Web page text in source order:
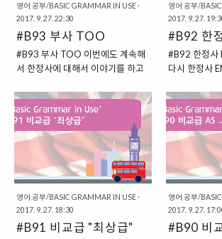
있는데요. 이러한 단어들을 두고
"빈도부사"라고 표현을 합니다. #
빈도부사 = 어떤 것을 "얼마나 자
주"하는지에 대해서 첨가하는 단어
들 빈도부사에는 다양한 단어들이
이 그러한 빈도부사에 해당하는 단
어들이라고 할 수 있답니다.
ALWAYS = 항상 / OFTEN = 자주 /
EVER = 언제나(강조하는 의미) /
RARELY = 드물게 ALSO = 또한..
어순이 상당
의 경우에는
미를 파악할
에는 어순이
파악하기 힘
문장을 만드
보도록 할 것
순서 "주어 +
우선 기본적
문장은 "주
루어져 있습
영어 공부/BASIC GRAMMAR IN USE·
2017. 9. 27. 22:30
#B93 부사 TOO
#B93 부사 TOO 이번에도 계속해
서 한정사에 대해서 이야기를 하고
용되는 TOO라는 표현에 대해서 한
번 이야기를 해볼 것입니다. TOO
는 크게 두 가지의 의미로 사용되는
것을 볼 수 있습니다. 바로 한 가지
는 "ME, TOO."와 같이 사용되는
"나도"라는 의미이지요. 하지만 이
경우에는 앞에서 "TOO /
EITHER"를 살펴보면서 알아본 바
가 있으니, 이번에는 생략해보도록
하겠습니다. 이 내용이 궁금하시다
영어 공부/
2017. 9. 27.
#B92 한
#B92 한정사
다시 한정사
"ENOUGH"
된답니다. 대
고, 형용사로
로 사용되기
래서 이 표현
나누어서 살
이 될 수도 있
실제로 문장
는지, 그리고
지에 대해서
영어 공부/BASIC GRAMMAR IN USE·
2017. 9. 27. 18:30
#B91 비교급 "최상급"
영어 공부/
2017. 9. 27.
#B90 비